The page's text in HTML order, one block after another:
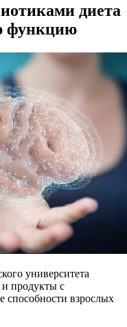
диета
функцию
университета
и продукты с
способности взрослых